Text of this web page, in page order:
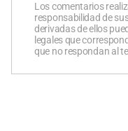
Los comentarios
responsabilidad de
derivadas de ellos
legales que
que no respondan al